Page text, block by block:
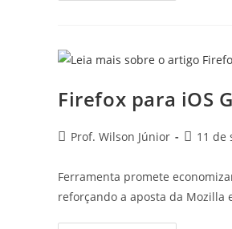
Firefox para iOS
Prof. Wilson Júnior 11 de
Ferramenta promete
reforçando a aposta da Mozilla